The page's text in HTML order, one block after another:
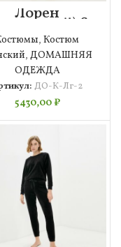
Лорен S
Костюм
,Костюм
, ДОМАШНЯЯ
ОДЕЖДА
ДО-К-Лг-2
5430,00₽